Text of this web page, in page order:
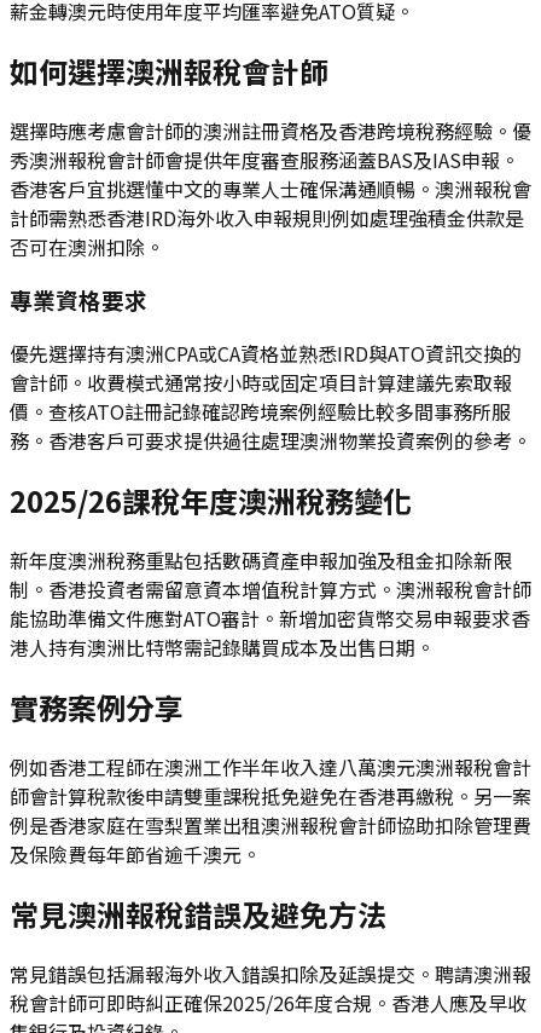
薪金轉澳元時使用年度平均匯率避免ATO質疑。
如何選擇澳洲報稅會計師
選擇時應考慮會計師的澳洲註冊資格及香港跨境稅務經驗。優
秀澳洲報稅會計師會提供年度審查服務涵蓋BAS及IAS申報。
香港客戶宜挑選懂中文的專業人士確保溝通順暢。澳洲報稅會
計師需熟悉香港IRD海外收入申報規則例如處理強積金供款是
否可在澳洲扣除。
專業資格要求
優先選擇持有澳洲CPA或CA資格並熟悉IRD與ATO資訊交換的
會計師。收費模式通常按小時或固定項目計算建議先索取報
價。查核ATO註冊記錄確認跨境案例經驗比較多間事務所服
務。香港客戶可要求提供過往處理澳洲物業投資案例的參考。
2025/26課稅年度澳洲稅務變化
新年度澳洲稅務重點包括數碼資產申報加強及租金扣除新限
制。香港投資者需留意資本增值稅計算方式。澳洲報稅會計師
能協助準備文件應對ATO審計。新增加密貨幣交易申報要求香
港人持有澳洲比特幣需記錄購買成本及出售日期。
實務案例分享
例如香港工程師在澳洲工作半年收入達八萬澳元澳洲報稅會計
師會計算稅款後申請雙重課稅抵免避免在香港再繳稅。另一案
例是香港家庭在雪梨置業出租澳洲報稅會計師協助扣除管理費
及保險費每年節省逾千澳元。
常見澳洲報稅錯誤及避免方法
常見錯誤包括漏報海外收入錯誤扣除及延誤提交。聘請澳洲報
稅會計師可即時糾正確保2025/26年度合規。香港人應及早收